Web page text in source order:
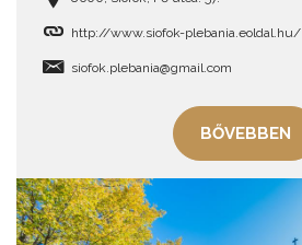
http://www.siofok-plebania.eoldal.hu/
siofok.plebania@gmail.com
BŐVEBBEN